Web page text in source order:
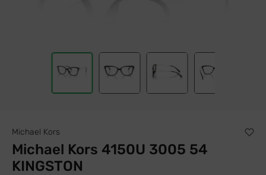
Michael Kors
Michael Kors 4150U 3005 54
KINGSTON